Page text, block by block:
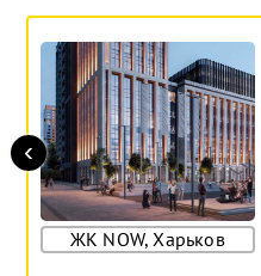
ЖК NOW, Харьков
‹